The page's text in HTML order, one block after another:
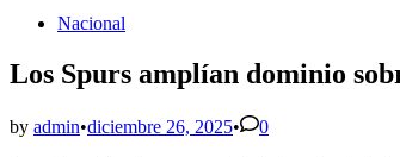
PostedNacional
Los Spurs amplían dominio
by admin•diciembre 26, 2025• 0